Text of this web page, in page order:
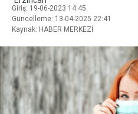
Giriş: 19-06-2023 14:45
Güncelleme: 13-04-2025 22:41
Kaynak: HABER MERKEZİ